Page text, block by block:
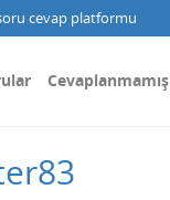
cevap platformu
Cevaplanmamış